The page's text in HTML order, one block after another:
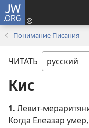
JW.ORG
Понимание Писания
ЧИТАТЬ
Кис
1. Левит-
Когда Елеазар